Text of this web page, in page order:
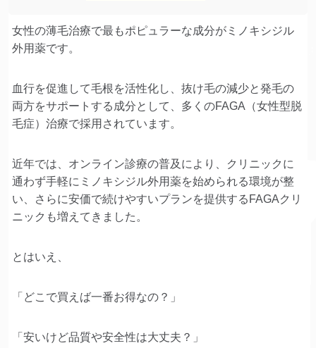
女性の薄毛治療で最もポピュラーな成分がミノキシジル
外用薬です。
血行を促進して毛根を活性化し、抜け毛の減少と発毛の
両方をサポートする成分として、多くのFAGA（女性型脱
毛症）治療で採用されています。
近年では、オンライン診療の普及により、クリニックに
通わず手軽にミノキシジル外用薬を始められる環境が整
い、さらに安価で続けやすいプランを提供するFAGAクリ
ニックも増えてきました。
とはいえ、
「どこで買えば一番お得なの？」
「安いけど品質や安全性は大丈夫？」